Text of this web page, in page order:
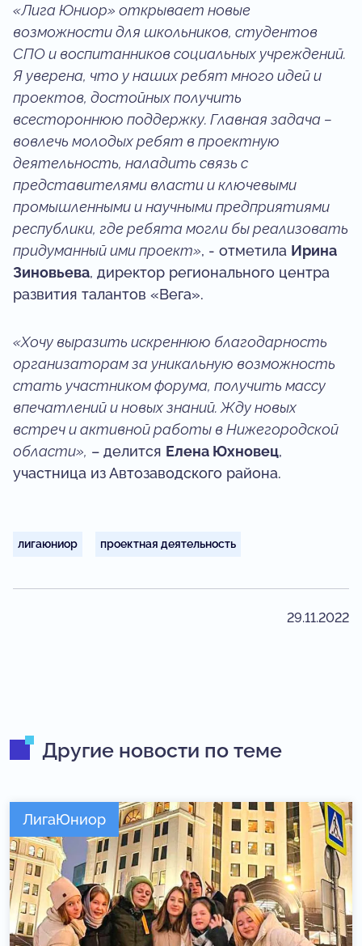
«Лига Юниор» открывает новые
возможности для школьников, студентов
СПО и воспитанников социальных учреждений.
Я уверена, что у наших ребят много идей и
проектов, достойных получить
всестороннюю поддержку. Главная задача –
вовлечь молодых ребят в проектную
деятельность, наладить связь с
представителями власти и ключевыми
промышленными и научными предприятиями
республики, где ребята могли бы реализовать
придуманный ими проект», - отметила Ирина
Зиновьева, директор регионального центра
развития талантов «Вега».
«Хочу выразить искреннюю благодарность
организаторам за уникальную возможность
стать участником форума, получить массу
впечатлений и новых знаний. Жду новых
встреч и активной работы в Нижегородской
области», – делится Елена Юхновец,
участница из Автозаводского района.
лигаюниор проектная деятельность
29.11.2022
Другие новости по теме
ЛигаЮниор